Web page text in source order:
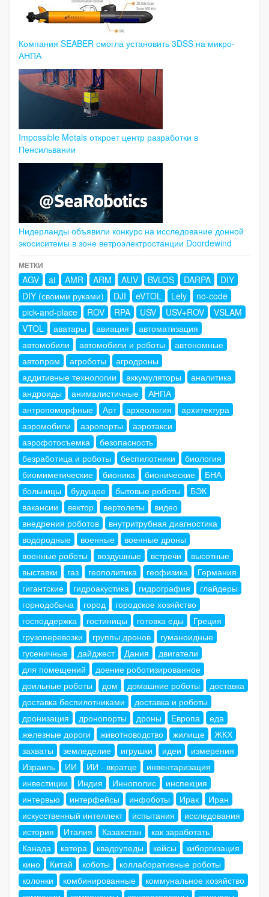
Компания SEABER смогла установить 3DSS на микро-
АНПА
Impossible Metals откроет центр разработки в
Пенсильвании
Нидерланды объявили конкурс на исследование донной
экосиситемы в зоне ветроэлектростанции Doordewind
МЕТКИ
AGV ai AMR ARM AUV BVLOS DARPA
DIY
DIY (своими руками)
DJI eVTOL Lely
no-code
pick-and-place
ROV RPA USV USV+ROV
VSLAM
VTOL
аватары авиация
автоматизация
автомобили
автомобили и роботы
автономные
автопром
агроботы
агродроны
аддитивные технологии
аккумуляторы
аналитика
андроиды
анималистичные
АНПА
антропоморфные
Арт археология
архитектура
аэромобили
аэропорты
аэротакси
аэрофотосъемка
безопасность
безработица и роботы
беспилотники
биология
биомиметические
бионика бионические
БНА
больницы
будущее бытовые роботы
БЭК
вакансии
вектор вертолеты
видео
внедрения роботов
внутритрубная диагностика
водородные
военные
военные дроны
военные роботы
воздушные встречи
высотные
выставки
газ геополитика геофизика
Германия
гигантские
гидроакустика гидрография
глайдеры
горнодобыча
город
городское хозяйство
господдержка
гостиницы готовка еды
Греция
грузоперевозки
группы дронов
гуманоидные
гусеничные
дайджест Дания
двигатели
для помещений
доение роботизированное
доильные роботы
дом домашние роботы
доставка
доставка беспилотниками
доставка и роботы
дронизация
дронопорты дроны Европа
еда
железные дороги
животноводство жилище
ЖКХ
захваты
земледелие игрушки идеи
измерения
Израиль
ИИ ИИ - вкратце
инвентаризация
инвестиции
Индия Иннополис
инспекция
интервью
интерфейсы инфоботы Ирак
Иран
искусственный интеллект
испытания
исследования
история
Италия Казахстан
как заработать
Канада
катера квадрупеды кейсы
киборгизация
кино
Китай коботы
коллаборативные роботы
колонки
комбинированные
коммунальное хозяйство